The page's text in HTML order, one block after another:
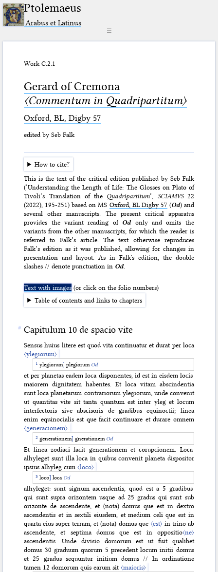
Ptolemaeus
Arabus et Latinus
☰
Work C.2.1
Gerard of Cremona
〈Commentum in Quadripartitum〉
Oxford, BL, Digby 57
edited by Seb Falk
How to cite?
This is the text of the critical edition published by Seb Falk
(‘Understanding the Length of Life: The Glosses on Plato of
Tivoli’s Translation of the Quadripartitum’, SCIAMVS22
(2022), 195-251) based on MS Oxford, BL Digby 57 (Od) and
several other manuscripts. The present critical apparatus
provides the variant reading of Odonly and omits the
variants from the other manuscripts, for which the reader is
referred to Falk’s article. The text otherwise reproduces
Falk’s edition as it was published, allowing for changes in
presentation and layout. As in Falkʼs edition, the double
slashes // denote punctuation in Od.
Text with images (or click on the folio numbers)
Table of contents and links to chapters
Capitulum 10 de spacio vite
Sensus huius litere est quod vita continuatur et durat per loca
〈ylegiorum〉
ylegiorum] plegiorum Od
et per planetas eadem loca disponentes, id est in eisdem locis
maiorem dignitatem habentes. Et loca vitam abscindentia
sunt loca planetarum contrariorum ylegiorum, unde convenit
ut quantitas vite sit tanta quantum est inter yleg et locum
interfectoris sive abscisoris de gradibus equinoctii; linea
enim equinocialis est que facit continuare et durare omnem
〈generacionem〉.
generationem] gnerationem Od
Et linea zodiaci facit generationem et corupcionem. Loca
alhyleget sunt illa loca in quibus convenit planeta dispositor
ipsius alhyleg cum〈loco〉
loco] loca Od
alhyleget: sunt signum ascendentis, quod est a 5 gradibus
qui sunt supra orizontem usque ad 25 gradus qui sunt sub
orizonte de ascendente, et (nota) domus que est in dextro
ascendentis et in sextili eiusdem, et medium celi que est in
quarta eius super terram, et (nota) domus que 〈est〉in trino ab
ascendente, et septima domus que est in oppositio〈ne〉
ascendentis. Unde divisio domorum est ut fuit qualibet
domus 30 graduum quorum 5 precedent locum initii domus
et 25 gradus sequuntur initium domus // In ordinatione
tamen 12 domorum quis earum sit〈maioris〉